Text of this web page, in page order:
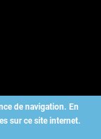
de navigation. En
sur ce site internet.